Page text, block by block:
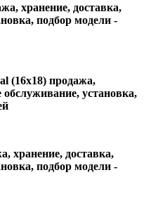
хранение, доставка,
подбор модели -
(16x18) продажа,
обслуживание, установка,
хранение, доставка,
подбор модели -